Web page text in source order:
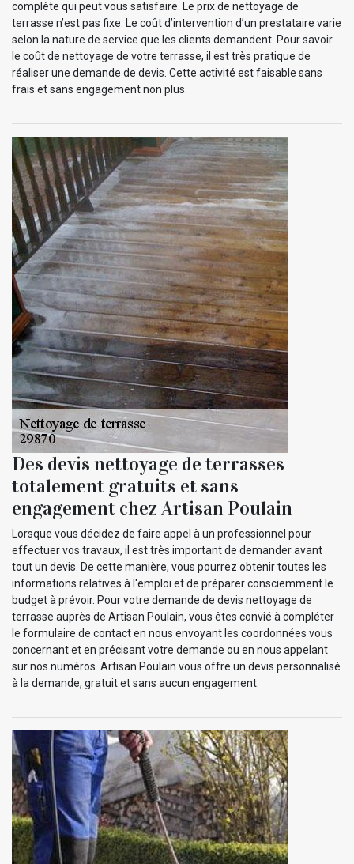
complète qui peut vous satisfaire. Le prix de nettoyage de
terrasse n’est pas fixe. Le coût d’intervention d’un prestataire varie
selon la nature de service que les clients demandent. Pour savoir
le coût de nettoyage de votre terrasse, il est très pratique de
réaliser une demande de devis. Cette activité est faisable sans
frais et sans engagement non plus.
Des devis nettoyage de terrasses
totalement gratuits et sans
engagement chez Artisan Poulain
Lorsque vous décidez de faire appel à un professionnel pour
effectuer vos travaux, il est très important de demander avant
tout un devis. De cette manière, vous pourrez obtenir toutes les
informations relatives à l'emploi et de préparer consciemment le
budget à prévoir. Pour votre demande de devis nettoyage de
terrasse auprès de Artisan Poulain, vous êtes convié à compléter
le formulaire de contact en nous envoyant les coordonnées vous
concernant et en précisant votre demande ou en nous appelant
sur nos numéros. Artisan Poulain vous offre un devis personnalisé
à la demande, gratuit et sans aucun engagement.